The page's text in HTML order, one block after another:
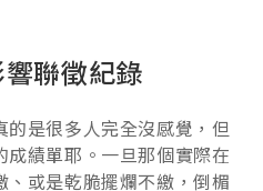
聯徵紀錄
是很多人完全沒感覺，但
績單耶。一旦那個實際在
或是乾脆擺爛不繳，倒楣